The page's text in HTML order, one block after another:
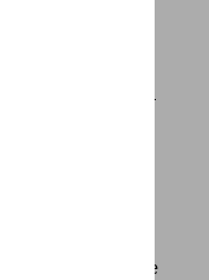
tyres/558425
responsable si le